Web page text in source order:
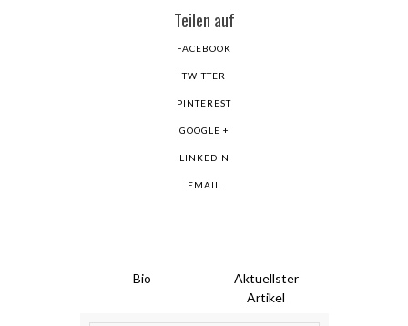
Teilen auf
FACEBOOK
TWITTER
PINTEREST
GOOGLE +
LINKEDIN
EMAIL
Bio
Aktuellster
Artikel